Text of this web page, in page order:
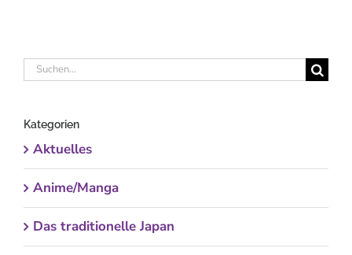
Suche
Kategorien
Aktuelles
Anime/Manga
Das traditionelle Japan